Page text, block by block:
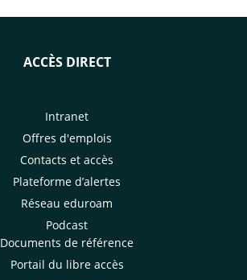
ACCÈS DIRECT
Intranet
Offres d'emplois
Contacts et accès
Plateforme d’alertes
Réseau eduroam
Podcast
Documents de référence
Portail du libre accès